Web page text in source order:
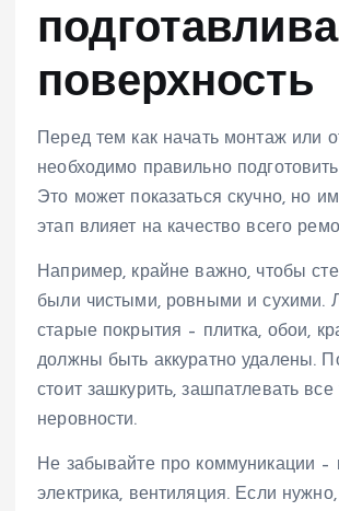
поверхность
Перед тем как начать монтаж или
необходимо правильно
Это может показаться скучно, но
этап влияет на качество всего
Например, крайне важно, чтобы
были чистыми, ровными и сухими.
старые покрытия – плитка, обои,
должны быть аккуратно удалены.
стоит зашкурить, зашпатлевать
неровности.
Не забывайте про коммуникации –
электрика, вентиляция. Если